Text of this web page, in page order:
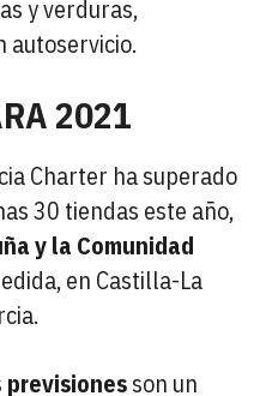
y verduras,
autoservicio.
2021
Charter ha superado
30 tiendas este año,
y la Comunidad
en Castilla-La
previsionesson un